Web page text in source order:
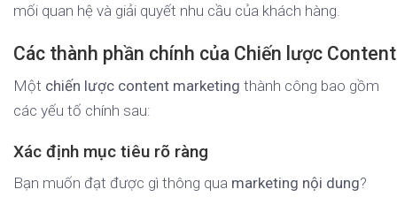
mối quan hệ và giải quyết nhu cầu của khách hàng.
Các thành phần chính của Chiến lược
Một chiến lược content marketing thành công bao gồm
các yếu tố chính sau:
Xác định mục tiêu rõ ràng
Bạn muốn đạt được gì thông qua marketing nội dung?